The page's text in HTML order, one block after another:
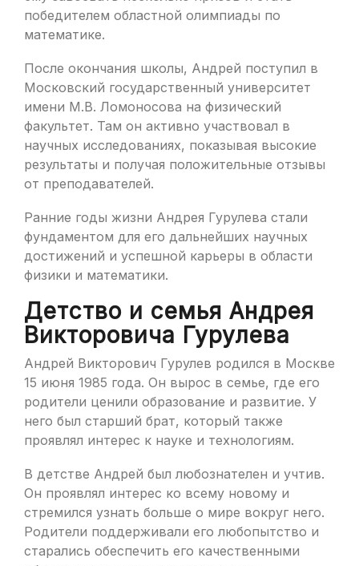
победителем областной олимпиады по
математике.
После окончания школы, Андрей поступил в
Московский государственный университет
имени М.В. Ломоносова на физический
факультет. Там он активно участвовал в
научных исследованиях, показывая высокие
результаты и получая положительные отзывы
от преподавателей.
Ранние годы жизни Андрея Гурулева стали
фундаментом для его дальнейших научных
достижений и успешной карьеры в области
физики и математики.
Детство и семья Андрея
Викторовича Гурулева
Андрей Викторович Гурулев родился в Москве
15 июня 1985 года. Он вырос в семье, где его
родители ценили образование и развитие. У
него был старший брат, который также
проявлял интерес к науке и технологиям.
В детстве Андрей был любознателен и учтив.
Он проявлял интерес ко всему новому и
стремился узнать больше о мире вокруг него.
Родители поддерживали его любопытство и
старались обеспечить его качественными